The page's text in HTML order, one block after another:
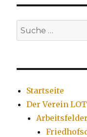
Suche
nach:
Startseite
Der Verein LOT
Arbeitsfelder